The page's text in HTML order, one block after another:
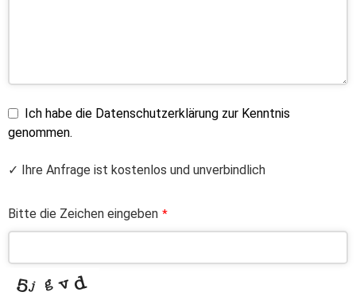
Ich habe die Datenschutzerklärung zur Kenntnis
genommen.
✓ Ihre Anfrage ist kostenlos und unverbindlich
Bitte die Zeichen eingeben *